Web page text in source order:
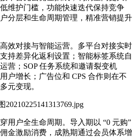
维护门槛，功能快速迭代保持竞争
分层和生命周期管理，精准营销提升
对接与智能运营。多平台对接实时
持差异化返利设置；智能标签系统自
营；SOP 任务系统和邀请裂变机
户增长；广告位和 CPS 合作则在不
元变现。
户全生命周期。导入期以 “0 元购”
金激励消费，成熟期通过会员体系增